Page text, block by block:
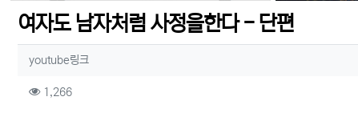
여자도 남자처럼 사정을한다 - 단편
작성자 정보
youtube링크
컨텐츠 정보
1,266조회